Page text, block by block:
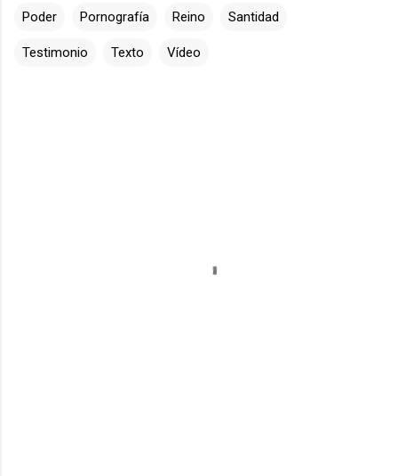
Poder Pornografía Reino Santidad
Testimonio Texto Vídeo